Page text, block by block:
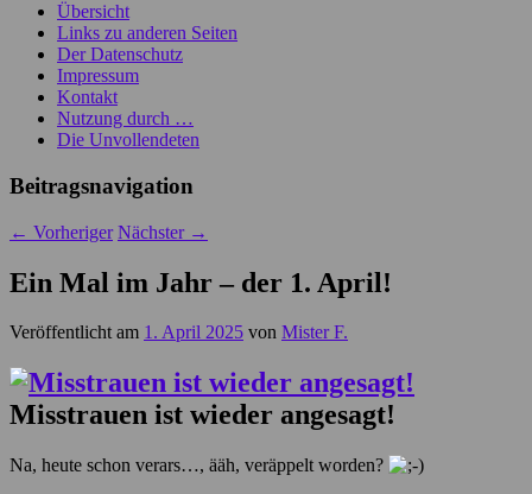
Übersicht
Links zu anderen Seiten
Der Datenschutz
Impressum
Kontakt
Nutzung durch …
Die Unvollendeten
Beitragsnavigation
← Vorheriger Nächster →
Ein Mal im Jahr – der 1. April!
Veröffentlicht am 1. April 2025 von Mister F.
Misstrauen ist wieder angesagt!
Na, heute schon verars…, ääh, veräppelt worden?